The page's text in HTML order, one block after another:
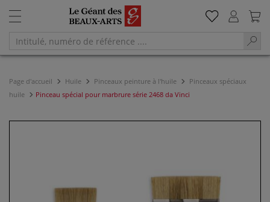
Page d'accueil Huile Pinceaux peinture à l'huile
Pinceaux spéciaux
huile
Pinceau spécial pour marbrure série 2468 da Vinci